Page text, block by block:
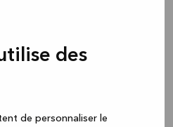
des
de personnaliser le